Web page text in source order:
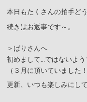
本日もたくさんの拍手ど
続きはお返事です～。
＞ぱりさんへ
初めまして…ではないよ
（３月に頂いていました
更新、いつも楽しみにし